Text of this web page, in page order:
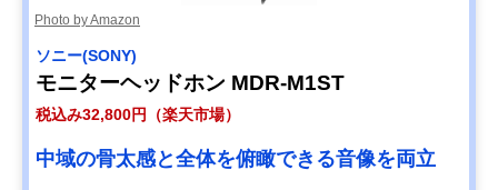
Photo by Amazon
ソニー(SONY)
モニターヘッドホン MDR-M1ST
税込み32,800円（楽天市場）
中域の骨太感と全体を俯瞰できる音像を両立